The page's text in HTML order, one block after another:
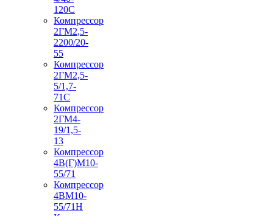
120С
Компрессор
2ГМ2,5-
2200/20-
55
Компрессор
2ГМ2,5-
5/1,7-
71С
Компрессор
2ГМ4-
19/1,5-
13
Компрессор
4В(Г)М10-
55/71
Компрессор
4ВМ10-
55/71Н